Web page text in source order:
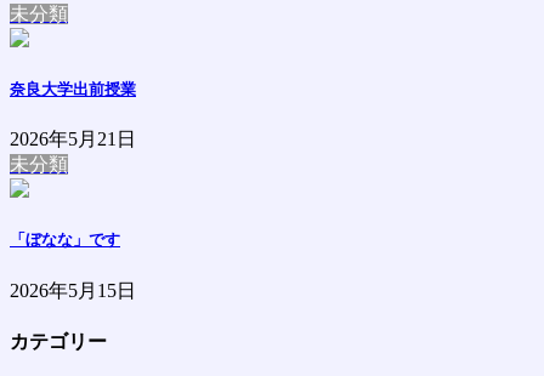
未分類
奈良大学出前授業
2026年5月21日
未分類
「ぼなな」です
2026年5月15日
カテゴリー